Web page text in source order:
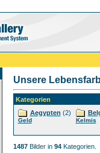
Unsere
Kategorien
Aegypten (2)
Geld Kelmis
1487Bilder in 94Kategorien.